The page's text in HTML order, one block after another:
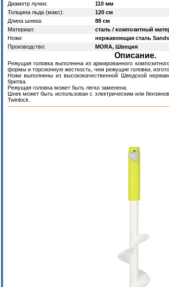
Диаметр лунки:
110 мм
Толщина льда (макс):
120 см
Длина шнека:
88 см
Материал:
сталь / композитный
Ножи:
нержавеющая сталь
Производство:
MORA, Швеция
Описание.
Режущая головка выполнена из армированного
формы и торсионную жесткость, чем режущие головки,
Ножи выполнены из высококачественной Шведской
бритва.
Режущая головка может быть легко заменена.
Шнек может быть использован с электрическим или
Twinlock.